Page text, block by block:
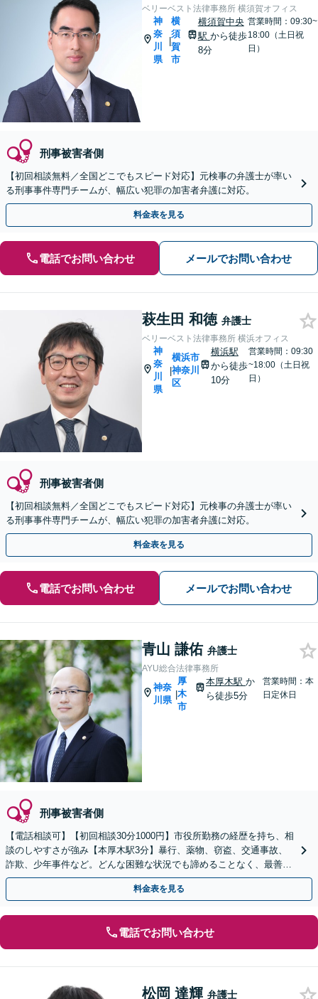
ベリーベスト法律事務所 横須賀オフィス
神
奈
川
県
|
横
須
賀
市
横須賀中央
駅 から徒歩
8分
営業時間：09:30~
18:00（土日祝
日）
刑事被害者側
【初回相談無料／全国どこでもスピード対応】元検事の弁護士が率い
る刑事事件専門チームが、幅広い犯罪の加害者弁護に対応。
料金表を見る
電話でお問い合わせ メールでお問い合わせ
萩生田 和徳 弁護士
ベリーベスト法律事務所 横浜オフィス
神
奈
川
県
|
横浜市
神奈川
区
横浜駅
から徒歩
10分
営業時間：09:30
~18:00（土日祝
日）
刑事被害者側
【初回相談無料／全国どこでもスピード対応】元検事の弁護士が率い
る刑事事件専門チームが、幅広い犯罪の加害者弁護に対応。
料金表を見る
電話でお問い合わせ メールでお問い合わせ
青山 謙佑 弁護士
AYU総合法律事務所
神奈
川県
|
厚
木
市
本厚木駅か
ら徒歩5分
営業時間：本
日定休日
刑事被害者側
【電話相談可】【初回相談30分1000円】市役所勤務の経歴を持ち、相
談のしやすさが強み【本厚木駅3分】暴行、薬物、窃盗、交通事故、
詐欺、少年事件など。どんな困難な状況でも諦めることなく、最善の
解決を目指してまいります
料金表を見る
電話でお問い合わせ
松岡 達輝 弁護士